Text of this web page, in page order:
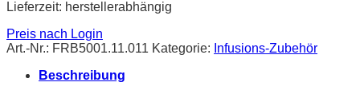
Lieferzeit: herstellerabhängig
Preis nach Login
Art.-Nr.: FRB5001.11.011 Kategorie: Infusions-Zubehör
Beschreibung